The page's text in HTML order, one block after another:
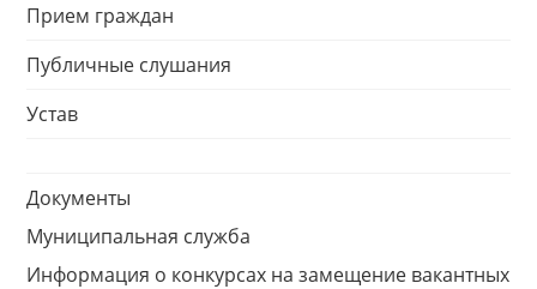
Прием граждан
Публичные слушания
Устав
Документы
Муниципальная служба
Информация о конкурсах на замещение вакантных